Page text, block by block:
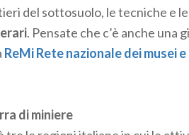
del sottosuolo, le tecniche e
. Pensate che c’è anche
ReMi Rete nazionale dei musei
di miniere